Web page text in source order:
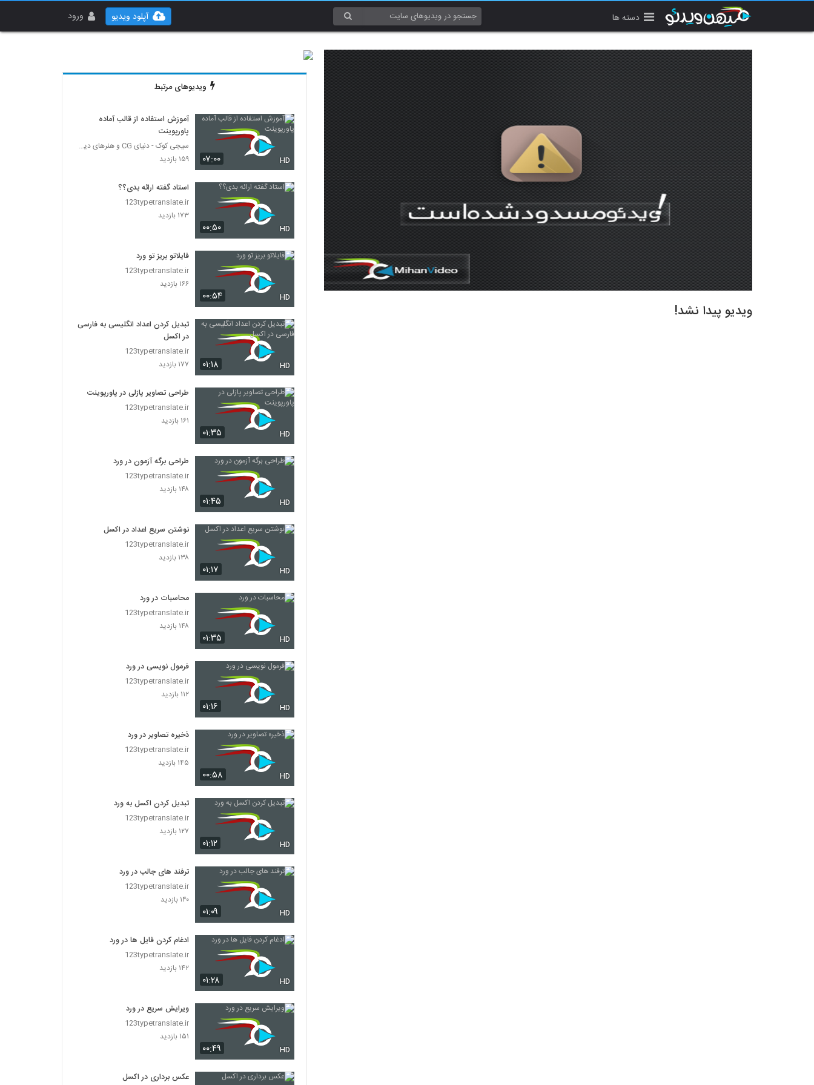
دسته ها ورود آپلود ویدیو
ویدیو پیدا نشد!
ویدیوهای مرتبط
۰۷:۰۰ HD
آموزش استفاده از قالب آماده
پاورپوینت
سیجی کوک - دنیای CG و هنرهای دیجیتال
۱۵۹ بازدید
۰۰:۵۰ HD
استاد گفته ارائه بدی؟؟
123typetranslate.ir
۱۷۳ بازدید
۰۰:۵۴ HD
فایلاتو بریز تو ورد
123typetranslate.ir
۱۶۶ بازدید
۰۱:۱۸ HD
تبدیل کردن اعداد انگلیسی به فارسی
در اکسل
123typetranslate.ir
۱۷۷ بازدید
۰۱:۳۵ HD
طراحی تصاویر پازلی در پاورپوینت
123typetranslate.ir
۱۶۱ بازدید
۰۱:۴۵ HD
طراحی برگه آزمون در ورد
123typetranslate.ir
۱۴۸ بازدید
۰۱:۱۷ HD
نوشتن سریع اعداد در اکسل
123typetranslate.ir
۱۳۸ بازدید
۰۱:۳۵ HD
محاسبات در ورد
123typetranslate.ir
۱۴۸ بازدید
۰۱:۱۶ HD
فرمول نویسی در ورد
123typetranslate.ir
۱۱۲ بازدید
۰۰:۵۸ HD
ذخیره تصاویر در ورد
123typetranslate.ir
۱۴۵ بازدید
۰۱:۱۲ HD
تبدیل کردن اکسل به ورد
123typetranslate.ir
۱۲۷ بازدید
۰۱:۰۹ HD
ترفند های جالب در ورد
123typetranslate.ir
۱۴۰ بازدید
۰۱:۲۸ HD
ادغام کردن فایل ها در ورد
123typetranslate.ir
۱۴۲ بازدید
۰۰:۴۹ HD
ویرایش سریع در ورد
123typetranslate.ir
۱۵۱ بازدید
عکس برداری در اکسل